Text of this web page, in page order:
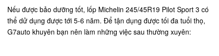
Nếu được bảo dưỡng tốt, lốp Michelin 245/45R19 Pilot Sport 3 có
thể dử dụng được tới 5-6 năm. Để tận dụng được tối đa tuổi thọ,
G7auto khuyên bạn nên làm những việc sau thường xuyên: